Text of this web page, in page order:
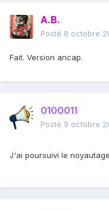
A.B.
Posté 8 octobre
Fait. Version ancap.
0100011
Posté 9 octobre
J'ai poursuivi le noyautage